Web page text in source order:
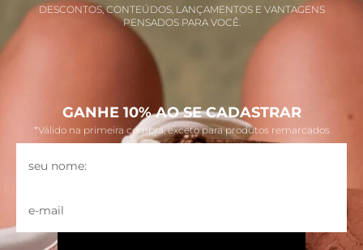
DESCONTOS, CONTEÚDOS, LANÇAMENTOS E VANTAGENS
PENSADOS PARA VOCÊ.
GANHE 10% AO SE CADASTRAR
*Válido na primeira compra, exceto para produtos remarcados